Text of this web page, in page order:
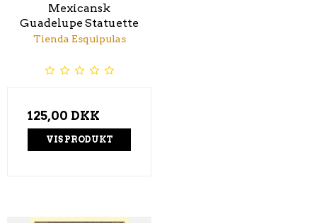
Mexicansk
Guadelupe Statuette
Tienda Esquipulas
125,00 DKK
VIS PRODUKT